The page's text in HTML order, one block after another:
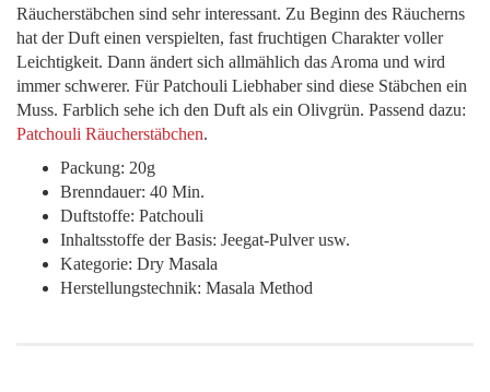
Räucherstäbchen sind sehr interessant. Zu Beginn des Räucherns
hat der Duft einen verspielten, fast fruchtigen Charakter voller
Leichtigkeit. Dann ändert sich allmählich das Aroma und wird
immer schwerer. Für Patchouli Liebhaber sind diese Stäbchen ein
Muss. Farblich sehe ich den Duft als ein Olivgrün. Passend dazu:
Patchouli Räucherstäbchen.
Packung: 20g
Brenndauer: 40 Min.
Duftstoffe: Patchouli
Inhaltsstoffe der Basis: Jeegat-Pulver usw.
Kategorie: Dry Masala
Herstellungstechnik: Masala Method